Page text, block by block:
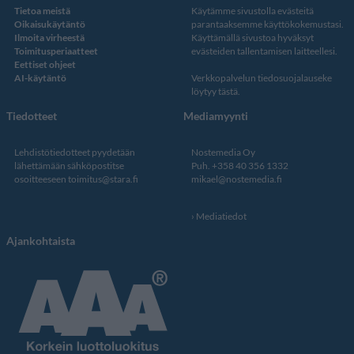
Tietoa meistä
Oikaisukäytäntö
Ilmoita virheestä
Toimitusperiaatteet
Eettiset ohjeet
AI-käytäntö
Käytämme sivustolla evästeitä
parantaaksemme käyttökokemustasi.
Käyttämällä sivustoa hyväksyt
evästeiden tallentamisen laitteellesi.
Verkkopalvelun tiedosuojalauseke
löytyy tästä.
Tiedotteet
Lehdistötiedotteet pyydetään
lähettämään sähköpostitse
osoitteeseen toimitus@stara.fi
Mediamyynti
Nostemedia Oy
Puh. +358 40 356 1332
mikael@nostemedia.fi
Mediatiedot
Ajankohtaista